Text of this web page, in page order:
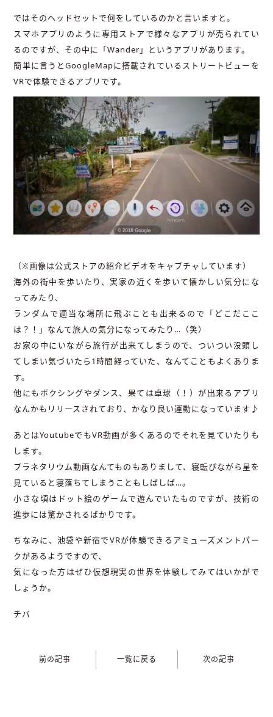
ではそのヘッドセットで何をしているのかと言いますと。
スマホアプリのように専用ストアで様々なアプリが売られてい
るのですが、その中に「Wander」というアプリがあります。
簡単に言うとGoogleMapに搭載されているストリートビューを
VRで体験できるアプリです。
（※画像は公式ストアの紹介ビデオをキャプチャしています）
海外の街中を歩いたり、実家の近くを歩いて懐かしい気分にな
ってみたり、
ランダムで適当な場所に飛ぶことも出来るので「どこだここ
は？！」なんて旅人の気分になってみたり…（笑）
お家の中にいながら旅行が出来てしまうので、ついつい没頭し
てしまい気づいたら1時間経っていた、なんてこともよくありま
す。
他にもボクシングやダンス、果ては卓球（！）が出来るアプリ
なんかもリリースされており、かなり良い運動になっています♪
あとはYoutubeでもVR動画が多くあるのでそれを見ていたりも
します。
プラネタリウム動画なんてものもありまして、寝転びながら星を
見ていると寝落ちてしまうこともしばしば…。
小さな頃はドット絵のゲームで遊んでいたものですが、技術の
進歩には驚かされるばかりです。
ちなみに、池袋や新宿でVRが体験できるアミューズメントパー
クがあるようですので、
気になった方はぜひ仮想現実の世界を体験してみてはいかがで
しょうか。
チバ
前の記事 一覧に戻る 次の記事